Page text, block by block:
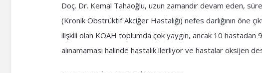
Doç. Dr. Kemal Tahaoğlu, uzun zamandır devam eden,
(Kronik Obstrüktif Akciğer Hastalığı) nefes darlığının öne
ilişkili olan KOAH toplumda çok yaygın, ancak 10 hastadan
alınamaması halinde hastalık ilerliyor ve hastalar oksijen